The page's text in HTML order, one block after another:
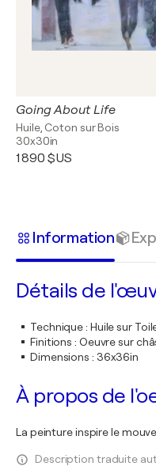
Going About Life
Huile, Coton sur Bois
30x30in
1 890 $US
Information
Détails de
Technique: Huile sur
Finitions : Oeuvre sur
Dimensions : 36x36in
À propos de
La peinture inspire le
Description traduite